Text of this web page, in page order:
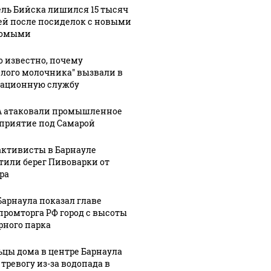
08 августа, 11:37
Стало
известно,
"Веселого молочника"
вызвали в
миграционную
службу
Бийска лишился 15 тысяч
после посиделок с новыми
известно, почему
молочника" вызвали в
службу
атаковали промышленное
под Самарой
в Барнауле
берег Пивоварки от
показал главе
РФ город с высоты
парка
дома в центре Барнаула
из-за водопада в